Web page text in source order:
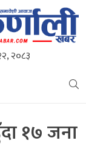
२०८३
१७ जना